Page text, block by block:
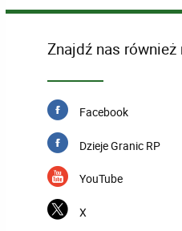
Znajdź nas również
Facebook
Dzieje Granic RP
YouTube
X